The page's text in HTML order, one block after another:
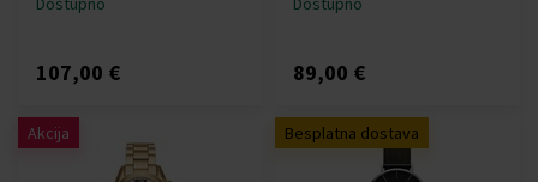
107,00 € 89,00 €
Akcija Besplatna dostava